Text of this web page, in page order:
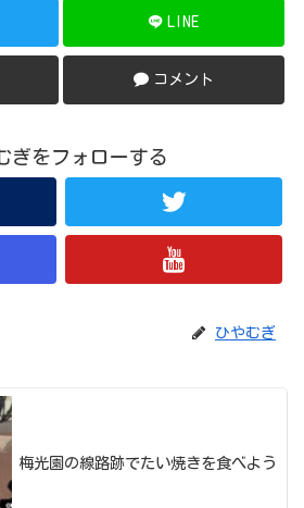
LINE
コメント
ぎをフォローする
ひやむぎ
梅光園の線路跡でたい焼きを食べよう